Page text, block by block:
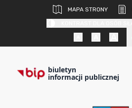
MAPA STRONY
biuletyn
informacji publicznej